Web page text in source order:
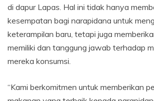
di dapur Lapas. Hal ini tidak hanya
kesempatan bagi narapidana untuk
keterampilan baru, tetapi juga
memiliki dan tanggung jawab terhadap
mereka konsumsi.
“Kami berkomitmen untuk memberikan